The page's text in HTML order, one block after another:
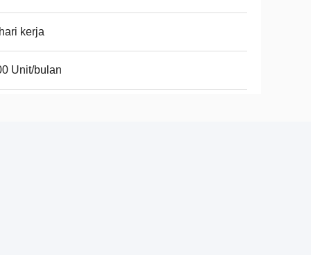
kerja
Unit/bulan